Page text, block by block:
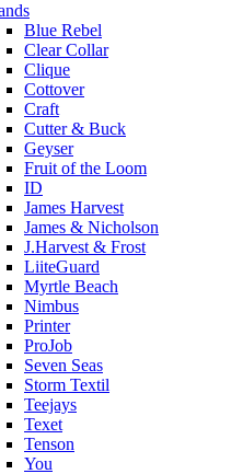
Blue Rebel
Clear Collar
Clique
Cottover
Craft
Cutter & Buck
Geyser
Fruit of the Loom
ID
James Harvest
James & Nicholson
J.Harvest & Frost
LiiteGuard
Myrtle Beach
Nimbus
Printer
ProJob
Seven Seas
Storm Textil
Teejays
Texet
Tenson
You